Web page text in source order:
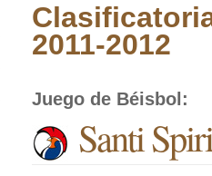
2011-2012
Juego de Béisbol :
Santi